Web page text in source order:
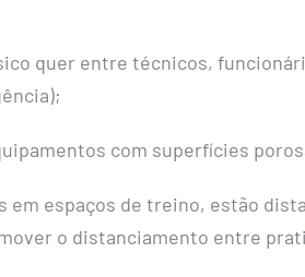
quer entre técnicos,
com superfícies
em espaços de treino, estão
o distanciamento entre